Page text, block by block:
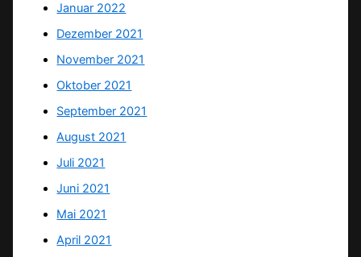
Januar 2022
Dezember 2021
November 2021
Oktober 2021
September 2021
August 2021
Juli 2021
Juni 2021
Mai 2021
April 2021